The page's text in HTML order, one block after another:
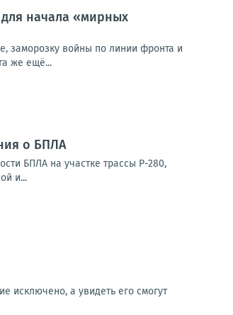
начала «мирных
заморозку войны по линии фронта и
же ещё...
о БПЛА
БПЛА на участке трассы Р-280,
и...
исключено, а увидеть его смогут